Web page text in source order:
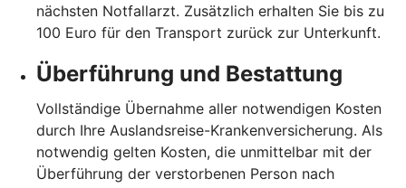
nächsten Notfallarzt. Zusätzlich erhalten Sie bis zu
100 Euro für den Transport zurück zur Unterkunft.
Überführung und Bestattung
Vollständige Übernahme aller notwendigen Kosten
durch Ihre Auslandsreise-Krankenversicherung. Als
notwendig gelten Kosten, die unmittelbar mit der
Überführung der verstorbenen Person nach